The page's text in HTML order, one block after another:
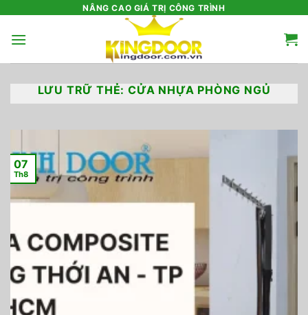
nội
NÂNG CAO GIÁ TRỊ CÔNG TRÌNH
LƯU TRỮ THẺ: CỬA NHỰA PHÒNG NGỦ
07
Th8